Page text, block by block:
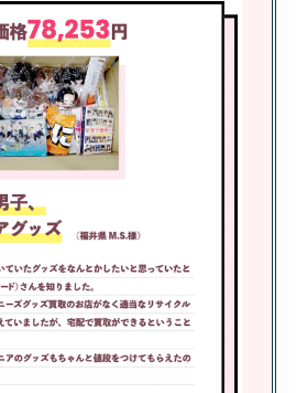
岩本照の同期は誰がいる？スノー
マングループで同期なのは？尊敬
する先輩も調査
ジャニヤード買取の口コミは？ジ
ャニーズ館との比較やキャンセル
い？何公演当たる？全公演応募の